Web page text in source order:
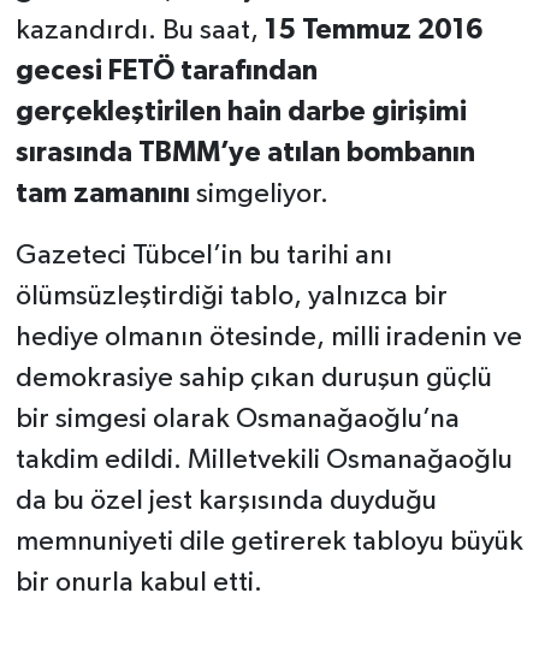
kazandırdı. Bu saat, 15 Temmuz 2016
gecesi FETÖ tarafından
gerçekleştirilen hain darbe girişimi
sırasında TBMM’ye atılan bombanın
tam zamanını simgeliyor.
Gazeteci Tübcel’in bu tarihi anı
ölümsüzleştirdiği tablo, yalnızca bir
hediye olmanın ötesinde, milli iradenin ve
demokrasiye sahip çıkan duruşun güçlü
bir simgesi olarak Osmanağaoğlu’na
takdim edildi. Milletvekili Osmanağaoğlu
da bu özel jest karşısında duyduğu
memnuniyeti dile getirerek tabloyu büyük
bir onurla kabul etti.